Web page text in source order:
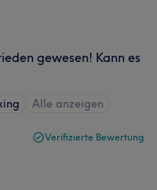
gewesen! Kann es
Alle anzeigen
Verifizierte Bewertung